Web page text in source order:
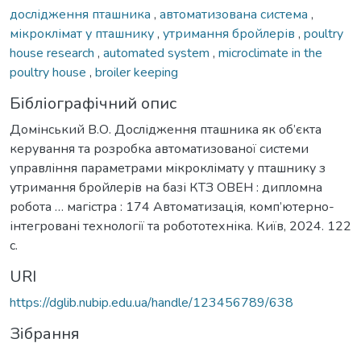
дослідження пташника , автоматизована система ,
мікроклімат у пташнику, утримання бройлерів , poultry
house research , automated system , microclimate in the
poultry house , broiler keeping
Бібліографічний опис
Домінський В.О. Дослідження пташника як об’єкта
керування та розробка автоматизованої системи
управління параметрами мікроклімату у пташнику з
утримання бройлерів на базі КТЗ ОВЕН : дипломна
робота … магістра : 174 Автоматизація, комп’ютерно-
інтегровані технології та робототехніка. Київ, 2024. 122
с.
URI
https://dglib.nubip.edu.ua/handle/123456789/638
Зібрання